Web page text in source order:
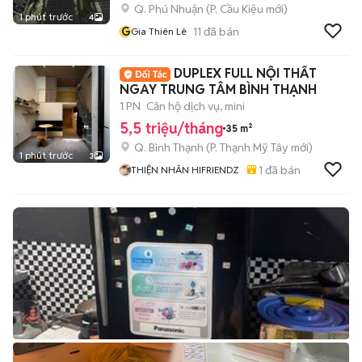
1 phút trước 4
Q. Phú Nhuận (P. Cầu Kiệu mới)
GGia Thiên Lê 11 đã bán
1 phút trước 3
DUPLEX FULL NỘI THẤT
NGAY TRUNG TÂM BÌNH THẠNH
1 PN Căn hộ dịch vụ, mini
5,5 triệu/tháng 35 m²
Q. Bình Thạnh (P. Thạnh Mỹ Tây mới)
THIỆN NHÂN HIFRIENDZ 1 đã bán